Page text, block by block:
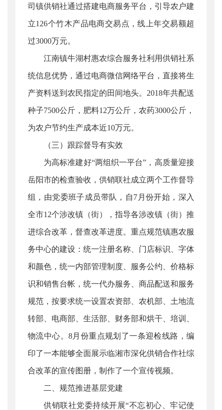
司镇供销社通过搭建电商服务平台，引导农户建
立126个竹木产品电商交易点，线上年交易额超
过3000万元。
江南镇牛湖村惠农综合服务社利用供销社系
统信息优势，通过电商微信网络平台，直接将生
产资料送到农民指定的田间地头。2018年共配送
种子7500公斤，肥料12万公斤，农药3000公斤，
为农户节约生产成本近10万元。
（三）跟踪督导有实效
为高标准建好“两组织一平台”，高质量迎接
岳阳市的检查验收，供销联社成立两个工作督导
组，由党委班子成员带队，自7月份开始，深入
全市12个涉改镇（街），指导各涉改镇（街）推
进综合改革，督查改革进度。重点规范镇惠农服
务中心的建设：统一注册名称、门店标识、字体
和颜色，统一内部管理制度、服务公约、价格标
识和销售台帐，统一代办服务、商品配送和服务
规范，按要求统一设置农资部、农机部、土地流
转部、电商部、生活部、财务部和烘干、培训、
物流中心。8月份重点规划了一条迎检线路，编
印了一本能够全面展示临湘市深化供销合作社综
合改革的宣传图册，制作了一个宣传视频。
二、规范推进基层党建
供销联社党委持续开展“不忘初心、牢记使